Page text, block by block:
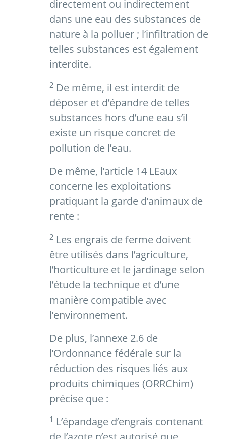
directement ou indirectement
dans une eau des substances de
nature à la polluer ; l’infiltration de
telles substances est également
interdite.
2 De même, il est interdit de
déposer et d’épandre de telles
substances hors d’une eau s’il
existe un risque concret de
pollution de l’eau.
De même, l’article 14 LEaux
concerne les exploitations
pratiquant la garde d’animaux de
rente :
2 Les engrais de ferme doivent
être utilisés dans l’agriculture,
l’horticulture et le jardinage selon
l’étude la technique et d’une
manière compatible avec
l’environnement.
De plus, l’annexe 2.6 de
l’Ordonnance fédérale sur la
réduction des risques liés aux
produits chimiques (ORRChim)
précise que :
1 L’épandage d’engrais contenant